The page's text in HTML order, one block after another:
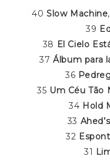
40Slow Machine
39
38 El Cielo
37Álbum para
36
35 Um Céu Tão
34 Hold
33
32
31